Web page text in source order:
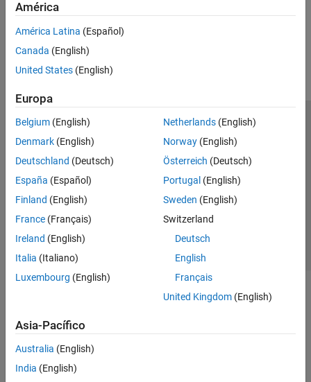
América
América Latina (Español)
Canada (English)
United States (English)
Europa
Belgium (English)
Denmark (English)
Deutschland (Deutsch)
España (Español)
Finland (English)
France (Français)
Ireland (English)
Italia (Italiano)
Luxembourg (English)
Netherlands(English)
Norway(English)
Österreich (Deutsch)
Portugal (English)
Sweden (English)
Switzerland
Deutsch
English
Français
United Kingdom(English)
Asia-Pacífico
Australia (English)
India (English)
Centro de confianza
Marcas comerciales
Política de privacidad
Antipiratería
Estado de las aplicaciones
Información de contacto
© 1994-2026 The MathWorks, Inc.
Seleccione un país/